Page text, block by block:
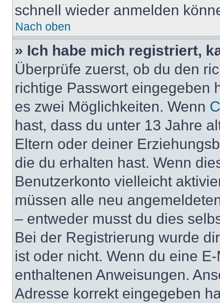
schnell wieder anmelden
Nach oben
» Ich habe mich registriert,
Überprüfe zuerst, ob du den
richtige Passwort eingegeben
es zwei Möglichkeiten. Wenn
hast, dass du unter 13 Jahre
Eltern oder deiner
die du erhalten hast. Wenn
Benutzerkonto vielleicht
müssen alle neu
– entweder musst du dies
Bei der Registrierung wurde
ist oder nicht. Wenn du eine
enthaltenen Anweisungen.
Adresse korrekt eingegeben